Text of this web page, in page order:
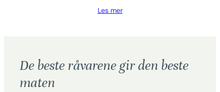
Les mer
De beste råvarene gir den beste
maten